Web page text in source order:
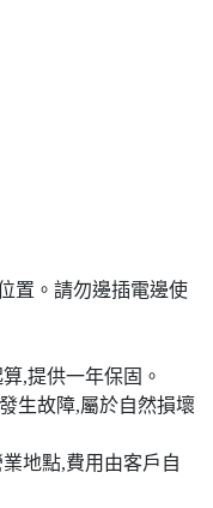
置。請勿邊插電邊使
,提供一年保固。
生故障,屬於自然損壞
地點,費用由客戶自